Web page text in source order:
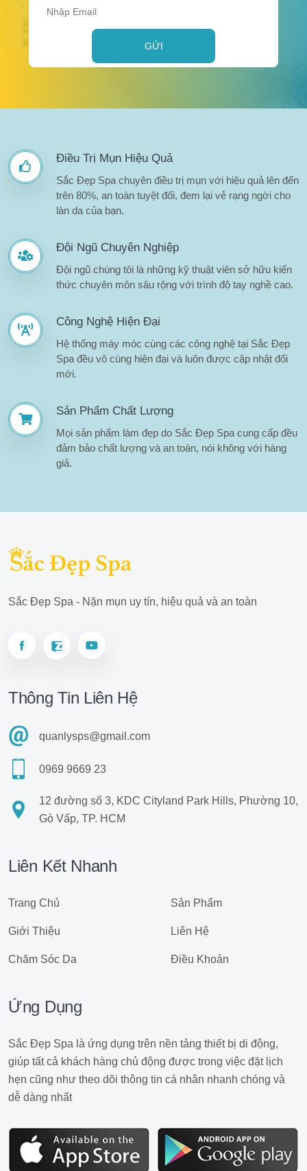
GỬI
Điều Trị Mụn Hiệu Quả
Sắc Đẹp Spa chuyên điều trị mụn với hiệu quả lên đến
trên 80%, an toàn tuyệt đối, đem lại vẻ rạng ngời cho
làn da của bạn.
Đội Ngũ Chuyên Nghiệp
Đội ngũ chúng tôi là những kỹ thuật viên sở hữu kiến
thức chuyên môn sâu rộng với trình độ tay nghề cao.
Công Nghệ Hiện Đại
Hệ thống máy móc cùng các công nghệ tại Sắc Đẹp
Spa đều vô cùng hiện đại và luôn được cập nhật đổi
mới.
Sản Phẩm Chất Lượng
Mọi sản phẩm làm đẹp do Sắc Đẹp Spa cung cấp đều
đảm bảo chất lượng và an toàn, nói không với hàng
giả.
Sắc Đẹp Spa - Nặn mụn uy tín, hiệu quả và an toàn
Thông Tin Liên Hệ
quanlysps@gmail.com
0969 9669 23
12 đường số 3, KDC Cityland Park Hills, Phường 10,
Gò Vấp, TP. HCM
Liên Kết Nhanh
Trang Chủ
Giới Thiệu
Chăm Sóc Da
Sản Phẩm
Liên Hệ
Điều Khoản
Ứng Dụng
Sắc Đẹp Spa là ứng dụng trên nền tảng thiết bị di động,
giúp tất cả khách hàng chủ động được trong việc đặt lịch
hẹn cũng như theo dõi thông tin cá nhân nhanh chóng và
dễ dàng nhất